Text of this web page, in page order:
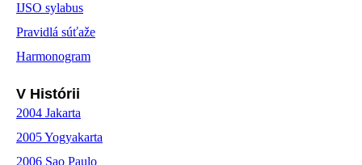
IJSO sylabus
Pravidlá súťaže
Harmonogram
V Histórii
2004 Jakarta
2005 Yogyakarta
2006 Sao Paulo